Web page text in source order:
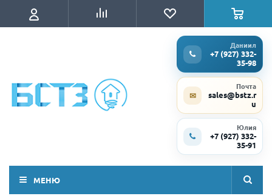
Даниил
+7 (927) 332-
35-98
✉
Почта
sales@bstz.r
u
Юлия
+7 (927) 332-
35-91
МЕНЮ